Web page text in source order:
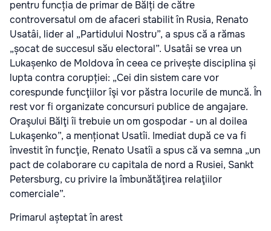
pentru funcția de primar de Bălți de către
controversatul om de afaceri stabilit în Rusia, Renato
Usatâi, lider al „Partidului Nostru”, a spus că a rămas
„șocat de succesul său electoral”. Usatâi se vrea un
Lukașenko de Moldova în ceea ce privește disciplina și
lupta contra corupției: „Cei din sistem care vor
corespunde funcţiilor îşi vor păstra locurile de muncă. În
rest vor fi organizate concursuri publice de angajare.
Oraşului Bălţi îi trebuie un om gospodar - un al doilea
Lukaşenko”, a menționat Usatîi. Imediat după ce va fi
învestit în funcţie, Renato Usatîi a spus că va semna „un
pact de colaborare cu capitala de nord a Rusiei, Sankt
Petersburg, cu privire la îmbunătăţirea relaţiilor
comerciale”.
Primarul așteptat în arest